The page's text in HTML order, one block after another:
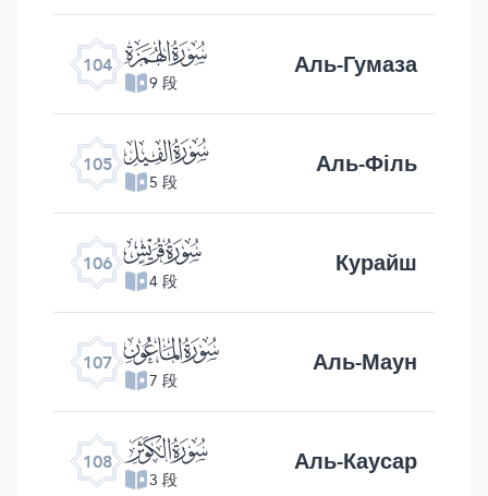
104 ﰕ
9 段 Аль-Гумаза
105 ﰖ
5 段 Аль-Філь
106 ﰗ
4 段 Курайш
107 ﰘ
7 段 Аль-Маун
108 ﰙ
3 段 Аль-Каусар